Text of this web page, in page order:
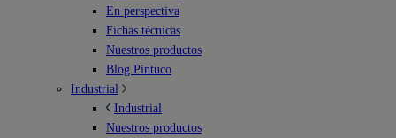
En perspectiva
Fichas técnicas
Nuestros productos
Blog Pintuco
Industrial
Industrial
Nuestros productos